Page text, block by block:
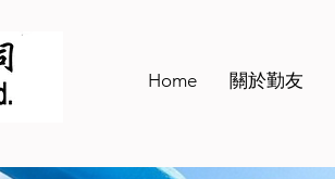
Home 關於勤友